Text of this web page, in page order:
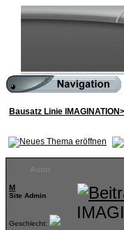
Bausatz Linie
M
Site Admin
Geschlecht: